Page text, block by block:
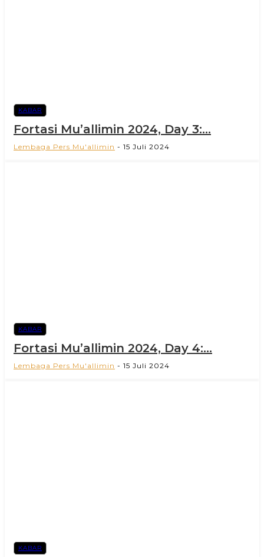
KABAR
Fortasi Mu’allimin 2024, Day 3:...
Lembaga Pers Mu'allimin - 15 Juli 2024
KABAR
Fortasi Mu’allimin 2024, Day 4:...
Lembaga Pers Mu'allimin - 15 Juli 2024
KABAR